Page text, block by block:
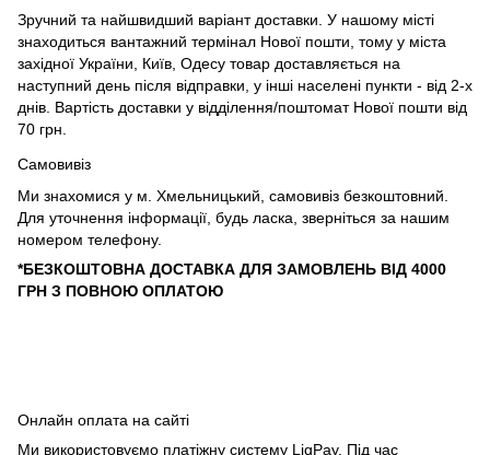
Зручний та найшвидший варіант доставки. У нашому місті
знаходиться вантажний термінал Нової пошти, тому у міста
західної України, Київ, Одесу товар доставляється на
наступний день після відправки, у інші населені пункти - від 2-х
днів. Вартість доставки у відділення/поштомат Нової пошти від
70 грн.
Самовивіз
Ми знахомися у м. Хмельницький, самовивіз безкоштовний.
Для уточнення інформації, будь ласка, зверніться за нашим
номером телефону.
*БЕЗКОШТОВНА ДОСТАВКА ДЛЯ ЗАМОВЛЕНЬ ВІД 4000
ГРН З ПОВНОЮ ОПЛАТОЮ
Онлайн оплата на сайті
Ми використовуємо платіжну систему LiqPay. Під час